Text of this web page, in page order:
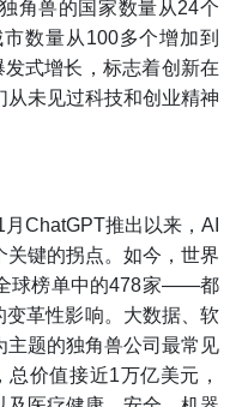
角兽的国家数量从24个
数量从100多个增加到
式增长，标志着创新在
未见过科技和创业精神
ChatGPT推出以来，AI
键的拐点。如今，世界
球榜单中的478家——都
革性影响。大数据、软
题的独角兽公司最常见
价值接近1万亿美元，